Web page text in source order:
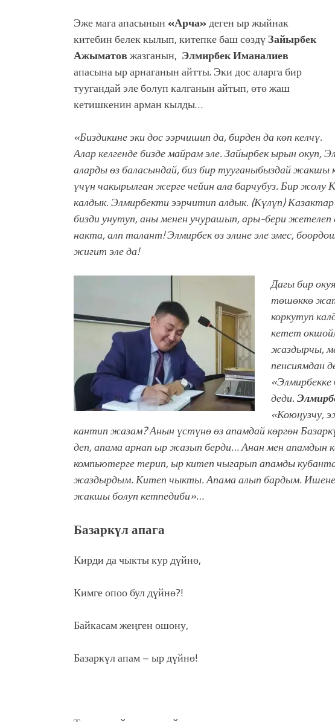
Эже мага апасынын «Арча»деген ыр жыйнак
китебин белек кылып, китепке баш сөздүЗайырбек
Ажыматовжазганын, Элмирбек Иманалиев
апасына ыр арнаганын айтты. Эки дос аларга бир
туугандай эле болуп калганын айтып, өтө жаш
кетишкенин арман кылды…
«Биздикине эки дос ээрчишип да, бирден да көп келчү.
Алар келгенде бизде майрам эле. Зайырбек ырын окуп,
аларды өз баласындай, биз бир тууганыбыздай
үчүн чакырылган жерге чейин ала барчубуз. Бир жолу
калдык. Элмирбекти ээрчитип алдык. (Күлүп)
бизди унутуп, аны менен учурашып, ары-бери
накта, алп талант! Элмирбек өз элине эле эмес,
жигит эле да!
Дагы бир
төшөккө
коркутуп
кетет
жаздырчы,
пенсиямдан
деди.
«Коюңузчу,
кантип жазам? Анын үстүнө өз апамдай көргөн
деп, апама арнап ыр жазып берди… Анан мен апамдын
компьютерге терип, ыр китеп чыгарып апамды
жаздырдым. Китеп чыкты. Апама алып бардым.
жакшы болуп кетпедиби»…
Базаркүл апага
Кирди да чыкты кур дүйнө,
Кимге опоо бул дүйнө?!
Байкасам жеңген ошону,
Базаркүл апам – ыр дүйнө!